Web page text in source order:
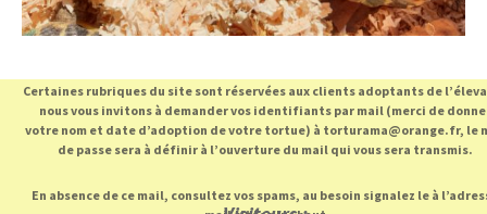
Certaines rubriques du site sont réservées aux clients adoptants de
nous vous invitons à demander vos identifiants par mail (merci de
votre nom et date d’adoption de votre tortue) à torturama@orange.fr, le
de passe sera à définir à l’ouverture du mail qui vous sera transmis.
En absence de ce mail, consultez vos spams, au besoin signalez le à